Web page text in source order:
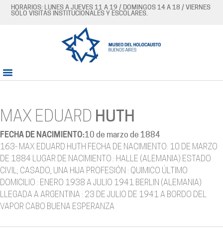
HORARIOS: LUNES A JUEVES 11 A 19 / DOMINGOS 14 A 18 / VIERNES
SÓLO VISITAS INSTITUCIONALES Y ESCOLARES.
MAX EDUARD HUTH
FECHA DE NACIMIENTO:10 de marzo de 1884
163- MAX EDUARD HUTH FECHA DE NACIMIENTO: 10 DE MARZO
DE 1884 LUGAR DE NACIMIENTO.: HALLE (ALEMANIA) ESTADO
CIVIL; CASADO, UNA HIJA PROFESIÓN : QUIMICO ÚLTIMO
DOMICILIO : ENERO 1938 A JULIO 1941 BERLIN (ALEMANIA)
LLEGADA A ARGENTINA : 23 DE JULIO DE 1941 A BORDO DEL
VAPOR CABO BUENA ESPERANZA